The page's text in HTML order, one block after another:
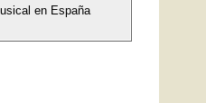
en España